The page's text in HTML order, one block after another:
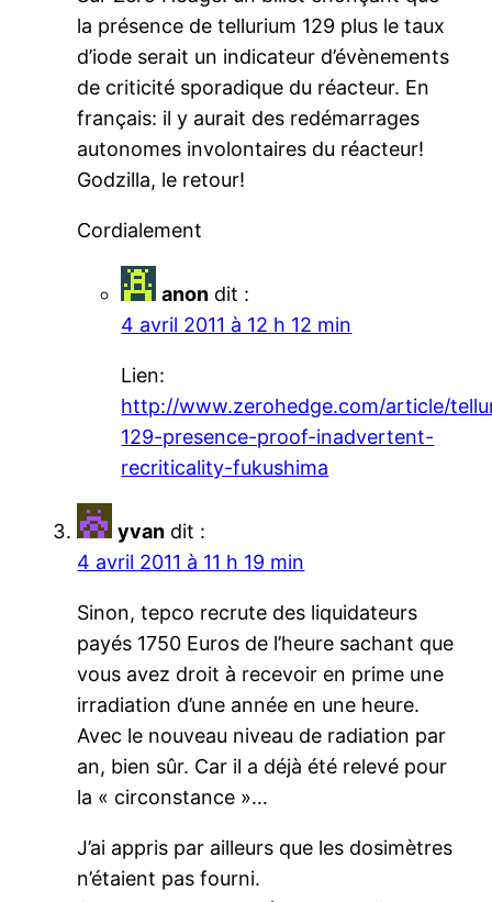
la présence de tellurium 129 plus le taux
d’iode serait un indicateur d’évènements
de criticité sporadique du réacteur. En
français: il y aurait des redémarrages
autonomes involontaires du réacteur!
Godzilla, le retour!
Cordialement
anon dit :
4 avril 2011 à 12 h 12 min
Lien:
http://www.zerohedge.com/article/
129-presence-proof-inadvertent-
recriticality-fukushima
yvan dit :
4 avril 2011 à 11 h 19 min
Sinon, tepco recrute des liquidateurs
payés 1750 Euros de l’heure sachant que
vous avez droit à recevoir en prime une
irradiation d’une année en une heure.
Avec le nouveau niveau de radiation par
an, bien sûr. Car il a déjà été relevé pour
la « circonstance »…
J’ai appris par ailleurs que les dosimètres
n’étaient pas fourni.